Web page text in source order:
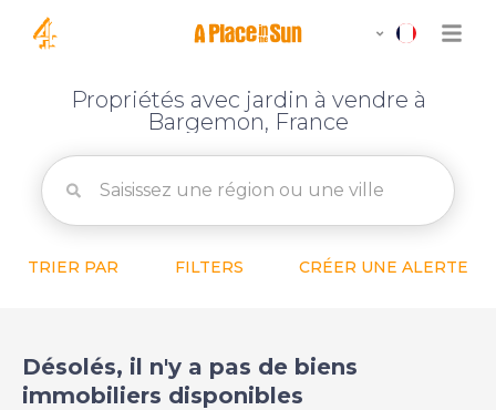
Propriétés avec jardin à vendre à
Bargemon, France
TRIER PAR FILTERS CRÉER UNE ALERTE
Désolés, il n'y a pas de biens
immobiliers disponibles